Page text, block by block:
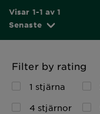
Visar 1-1 av 1
Senaste
Filter by rating
1 stjärna
4 stjärnor